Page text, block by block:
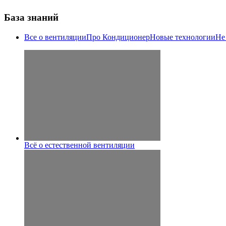
База знаний
Все о вентиляцииПро КондиционерНовые технологииНе
Всё о естественной вентиляции